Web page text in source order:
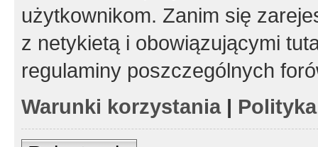
użytkownikom. Zanim się
z netykietą i obowiązującymi
regulaminy poszczególnych
Warunki korzystania|